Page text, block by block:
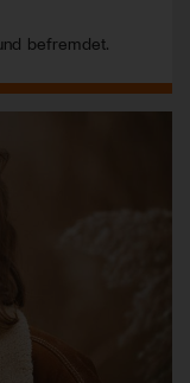
befremdet.